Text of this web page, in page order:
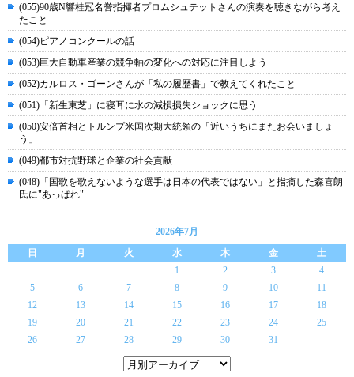
(055)90歳N響桂冠名誉指揮者プロムシュテットさんの演奏を聴きながら考え
たこと
(054)ピアノコンクールの話
(053)巨大自動車産業の競争軸の変化への対応に注目しよう
(052)カルロス・ゴーンさんが「私の履歴書」で教えてくれたこと
(051)「新生東芝」に寝耳に水の減損損失ショックに思う
(050)安倍首相とトルンプ米国次期大統領の「近いうちにまたお会いましょ
う」
(049)都市対抗野球と企業の社会貢献
(048)「国歌を歌えないような選手は日本の代表ではない」と指摘した森喜朗
氏に"あっぱれ"
2026年7月
日
月 火 水 木 金
土
1
2 3
4
5
6 7 8 9 10
11
12
13 14 15 16 17
18
19
20 21 22 23 24
25
26
27 28 29 30 31